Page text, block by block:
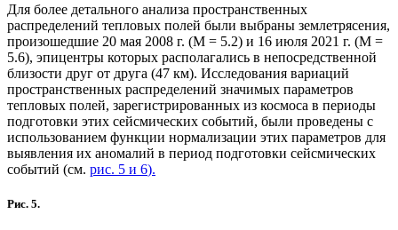
Для более детального анализа пространственных
распределений тепловых полей были выбраны землетрясения,
произошедшие 20 мая 2008 г. (М = 5.2) и 16 июля 2021 г. (М =
5.6), эпицентры которых располагались в непосредственной
близости друг от друга (47 км). Исследования вариаций
пространственных распределений значимых параметров
тепловых полей, зарегистрированных из космоса в периоды
подготовки этих сейсмических событий, были проведены с
использованием функции нормализации этих параметров для
выявления их аномалий в период подготовки сейсмических
событий (см. рис. 5 и 6).
Рис. 5.